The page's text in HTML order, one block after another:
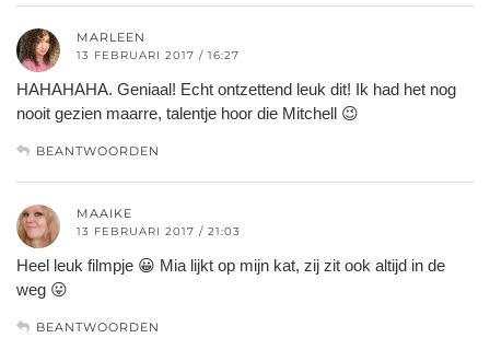
MARLEEN
13 FEBRUARI 2017 / 16:27
HAHAHAHA. Geniaal! Echt ontzettend leuk dit! Ik had het nog
nooit gezien maarre, talentje hoor die Mitchell 😉
BEANTWOORDEN
MAAIKE
13 FEBRUARI 2017 / 21:03
Heel leuk filmpje 😀 Mia lijkt op mijn kat, zij zit ook altijd in de
weg 😛
BEANTWOORDEN